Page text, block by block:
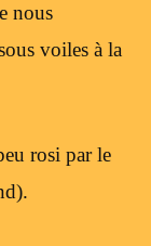
nous
voiles à la
rosi par le